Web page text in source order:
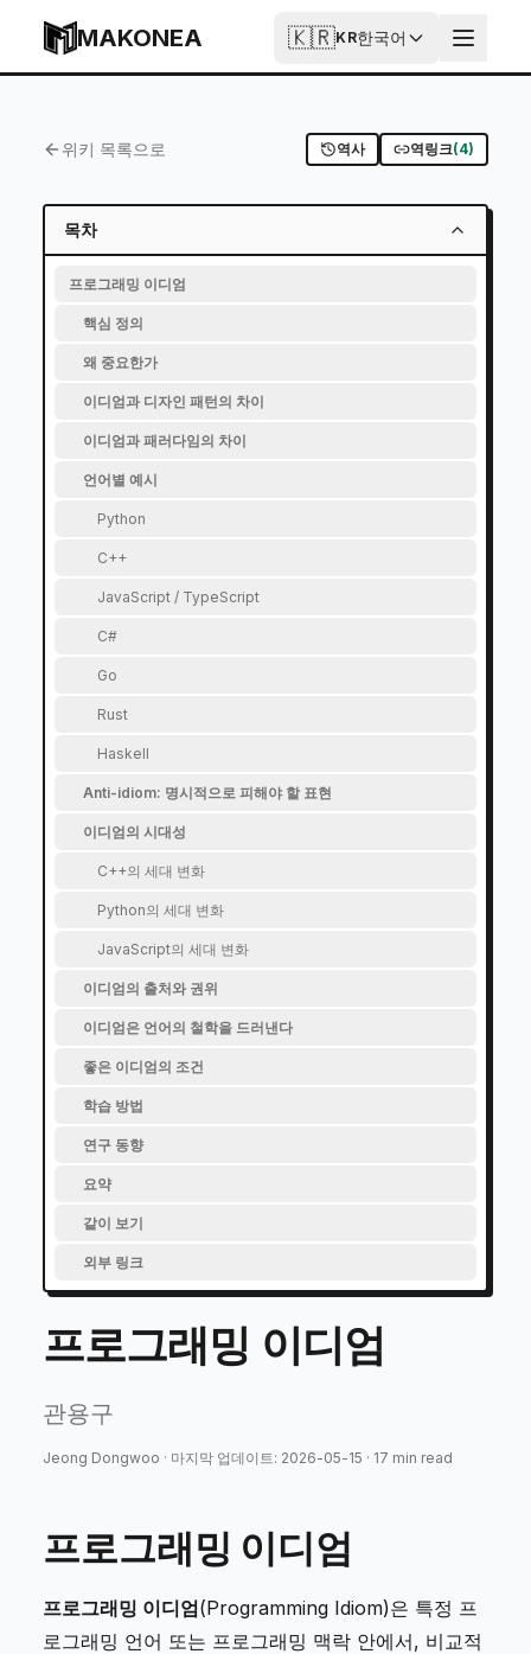
MAKONEA 🇰🇷KR한국어
프로그래밍 이디엄
Published2026-05-11T16:59:00.178Z
Updated2026-05-15T14:45:54.406Z
위키 목록으로 역사 역링크(4)
목차
프로그래밍 이디엄
핵심 정의
왜 중요한가
이디엄과 디자인 패턴의 차이
이디엄과 패러다임의 차이
언어별 예시
Python
C++
JavaScript / TypeScript
C#
Go
Rust
Haskell
Anti-idiom: 명시적으로 피해야 할 표현
이디엄의 시대성
C++의 세대 변화
Python의 세대 변화
JavaScript의 세대 변화
이디엄의 출처와 권위
이디엄은 언어의 철학을 드러낸다
좋은 이디엄의 조건
학습 방법
연구 동향
요약
같이 보기
외부 링크
프로그래밍 이디엄
관용구
Jeong Dongwoo · 마지막 업데이트: 2026-05-15 · 17 min read
프로그래밍 이디엄
프로그래밍 이디엄(Programming Idiom)은 특정 프
로그래밍 언어 또는 프로그래밍 맥락 안에서, 비교적